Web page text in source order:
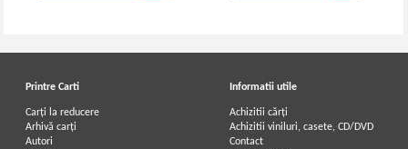
Printre Carti
Carți la reducere
Arhivă carți
Autori
Informatii utile
Achizitii cărți
Achizitii viniluri, casete, CD/DVD
Contact